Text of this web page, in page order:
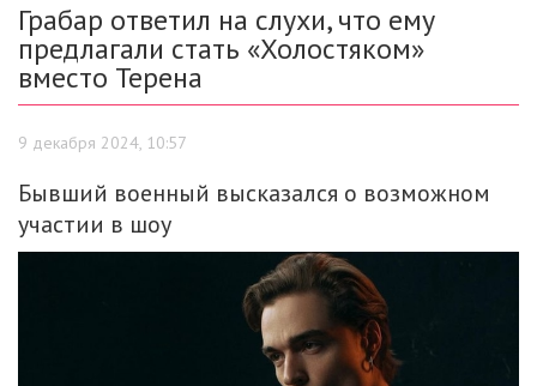
Грабар ответил на слухи, что ему
предлагали стать «Холостяком»
вместо Терена
9 декабря 2024, 10:57
Бывший военный высказался о возможном
участии в шоу